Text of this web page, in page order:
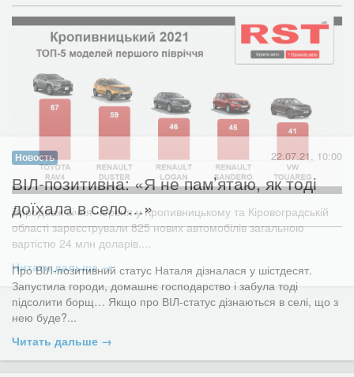
Впродовж січня-червня у Кропивницькому та Кіровоградській
області зареєстрували 825 нових автомобілів загальною
вартістю 24 млн доларів....
Читать дальше →
Новость 22.07.21, 10:00
​ВІЛ-позитивна: «Я не пам’ятаю, як тоді
доїхала в село…»